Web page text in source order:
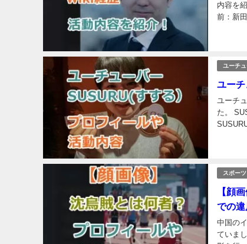
内容を
前：新
ユーチ
ユー
ユーチ
た。
スポーツ
【顔
での違
中国の
ていま